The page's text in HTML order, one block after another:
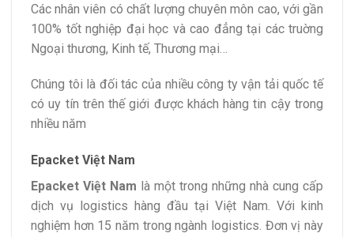
Các nhân viên có chất lượng chuyên môn cao, với gần
100% tốt nghiệp đại học và cao đẳng tại các truờng
Ngoại thương, Kinh tế, Thương mại…
Chúng tôi là đối tác của nhiều công ty vận tải quốc tế
có uy tín trên thế giới được khách hàng tin cậy trong
nhiều năm
Epacket Việt Nam
Epacket Việt Nam là một trong những nhà cung cấp
dịch vụ logistics hàng đầu tại Việt Nam. Với kinh
nghiệm hơn 15 năm trong ngành logistics. Đơn vị này